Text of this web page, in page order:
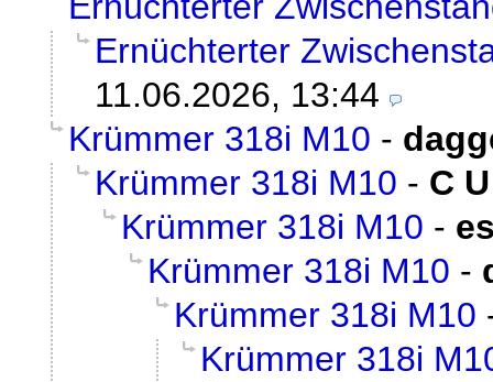
Ernüchterter
11.06.2026, 13:44
Krümmer 318i M10 -
Krümmer 318i M10 - C
Krümmer 318i M10 -
Krümmer 318i M10 -
Krümmer 318i M10
Krümmer 318i